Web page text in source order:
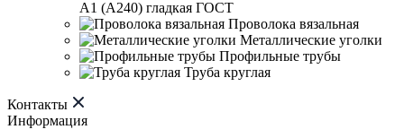
А1 (А240) гладкая ГОСТ
Проволока вязальная
Металлические уголки
Профильные трубы
Труба круглая
Контакты
Информация